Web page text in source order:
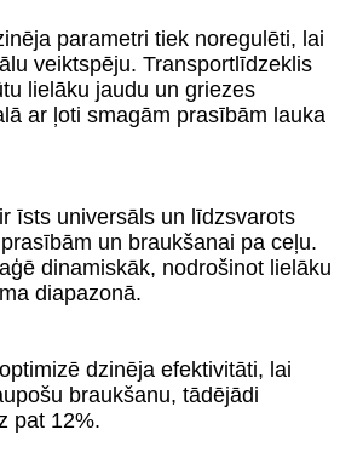
parametri tiek noregulēti, lai
veiktspēju. Transportlīdzeklis
lielāku jaudu un griezes
ar ļoti smagām prasībām lauka
īsts universāls un līdzsvarots
un braukšanai pa ceļu.
dinamiskāk, nodrošinot lielāku
diapazonā.
dzinēja efektivitāti, lai
braukšanu, tādējādi
pat 12%.